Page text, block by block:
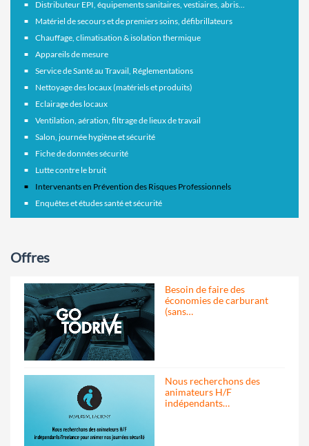
Distributeur EPI, équipements sanitaires, vestiaires, abris...
Matériel de secours et de premiers soins, défibrillateurs
Chauffage, climatisation & isolation thermique
Appareils de mesure
Service de Santé au Travail, Réglementations
Nettoyage des locaux (matériels et produits)
Eclairage des locaux
Ventilation, aération, filtrage de lieux de travail
Salon, journée hygiène et sécurité
Fiche de données sécurité
Lutte contre le bruit
Intervenants en Prévention des Risques Professionnels
Enquêtes et études santé et sécurité
Offres
Besoin de faire des
économies de carburant
(sans…
Nous recherchons des
animateurs H/F
indépendants…